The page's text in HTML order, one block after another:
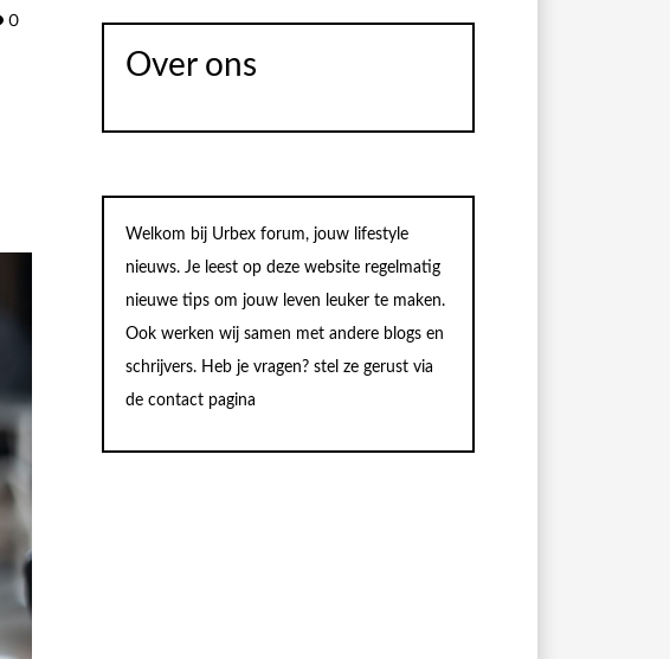
0
Over ons
Welkom bij Urbex forum, jouw lifestyle
nieuws. Je leest op deze website regelmatig
nieuwe tips om jouw leven leuker te maken.
Ook werken wij samen met andere blogs en
schrijvers. Heb je vragen? stel ze gerust via
de contact pagina